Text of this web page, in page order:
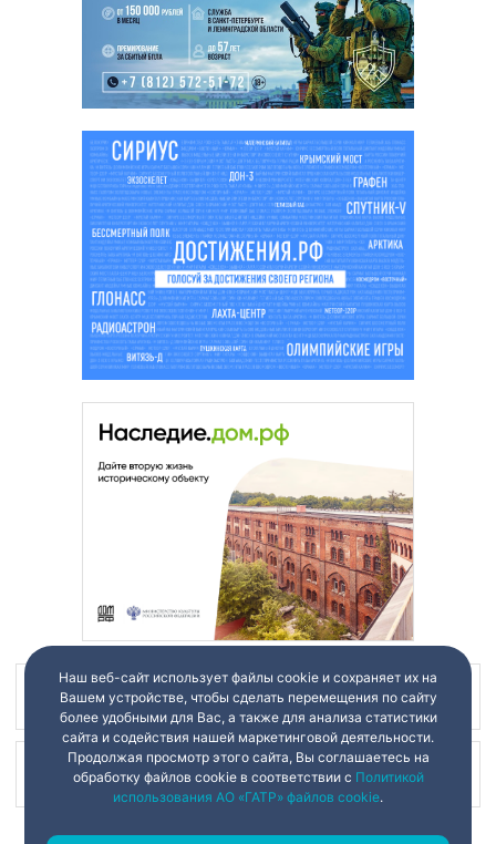
Наш канал в
Наш канал в
Наш веб-сайт использует файлы cookie и сохраняет их на
Вашем устройстве, чтобы сделать перемещения по сайту
более удобными для Вас, а также для анализа статистики
сайта и содействия нашей маркетинговой деятельности.
Продолжая просмотр этого сайта, Вы соглашаетесь на
обработку файлов cookie в соответствии с Политикой
использования АО «ГАТР» файлов cookie.